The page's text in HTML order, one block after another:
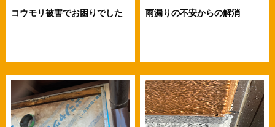
コウモリ被害でお困りでした 雨漏りの不安からの解消